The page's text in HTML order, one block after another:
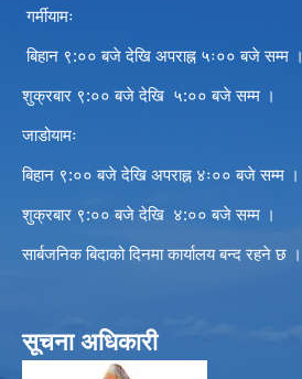
गर्मीयामः
बिहान ९:०० बजे देखि अपराह्न ५ः०० बजे सम्म ।
शुक्रबार ९:०० बजे देखि ५:०० बजे सम्म ।
जाडोयामः
बिहान ९:०० बजे देखि अपराह्न ४ः०० बजे सम्म ।
शुक्रबार ९:०० बजे देखि ४:०० बजे सम्म ।
सार्बजनिक बिदाको दिनमा कार्यालय बन्द रहने छ ।
सूचना अधिकारी